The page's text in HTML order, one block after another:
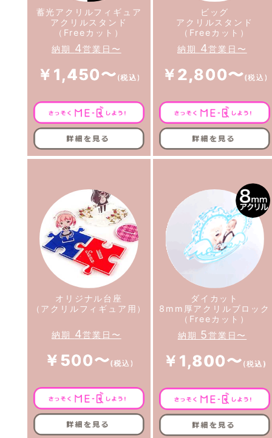
蓄光アクリルフィギュア
アクリルスタンド
（Freeカット）
納期 4営業日〜
￥1,450〜
ビッグ
アクリルスタンド
（Freeカット）
納期 4営業日〜
￥2,800〜
オリジナル台座
（アクリルフィギュア用）
納期 4営業日〜
￥500〜
ダイカット
8mm厚アクリルブロック
（Freeカット）
納期 5営業日〜
￥1,800〜